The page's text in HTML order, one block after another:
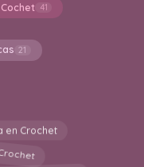
41
21
en Crochet